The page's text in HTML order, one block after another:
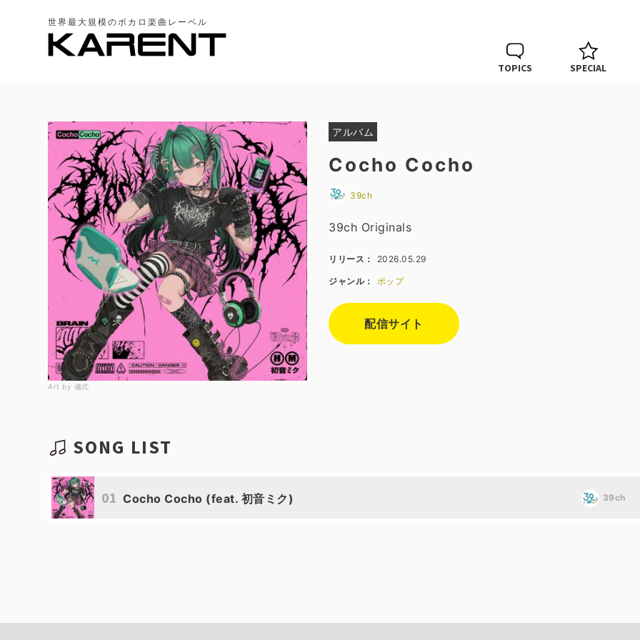
世界最大規模のボカロ楽曲レーベル
TOPICS SPECIAL
Art by 儀式
アルバム
Cocho Cocho
39ch
39ch Originals
リリース： 2026.05.29
ジャンル： ポップ
配信サイト
SONG LIST
01 Cocho Cocho (feat. 初音ミク) 39ch